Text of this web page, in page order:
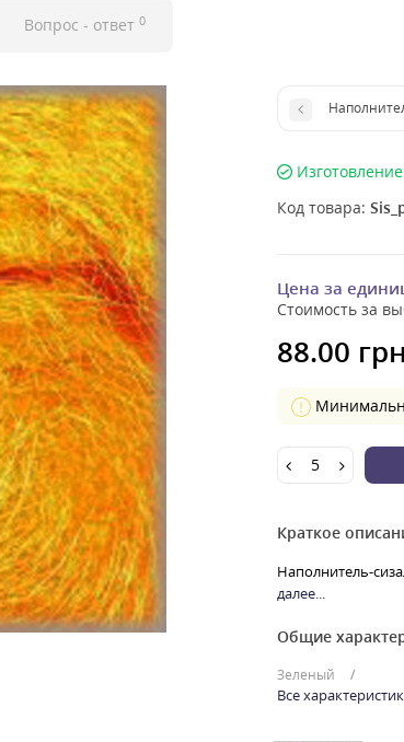
Вопрос - ответ 0
Код товара:
Цена за
Стоимость за
88.00
Краткое
Наполнитель-
далее...
Общие
Зеленый
Все